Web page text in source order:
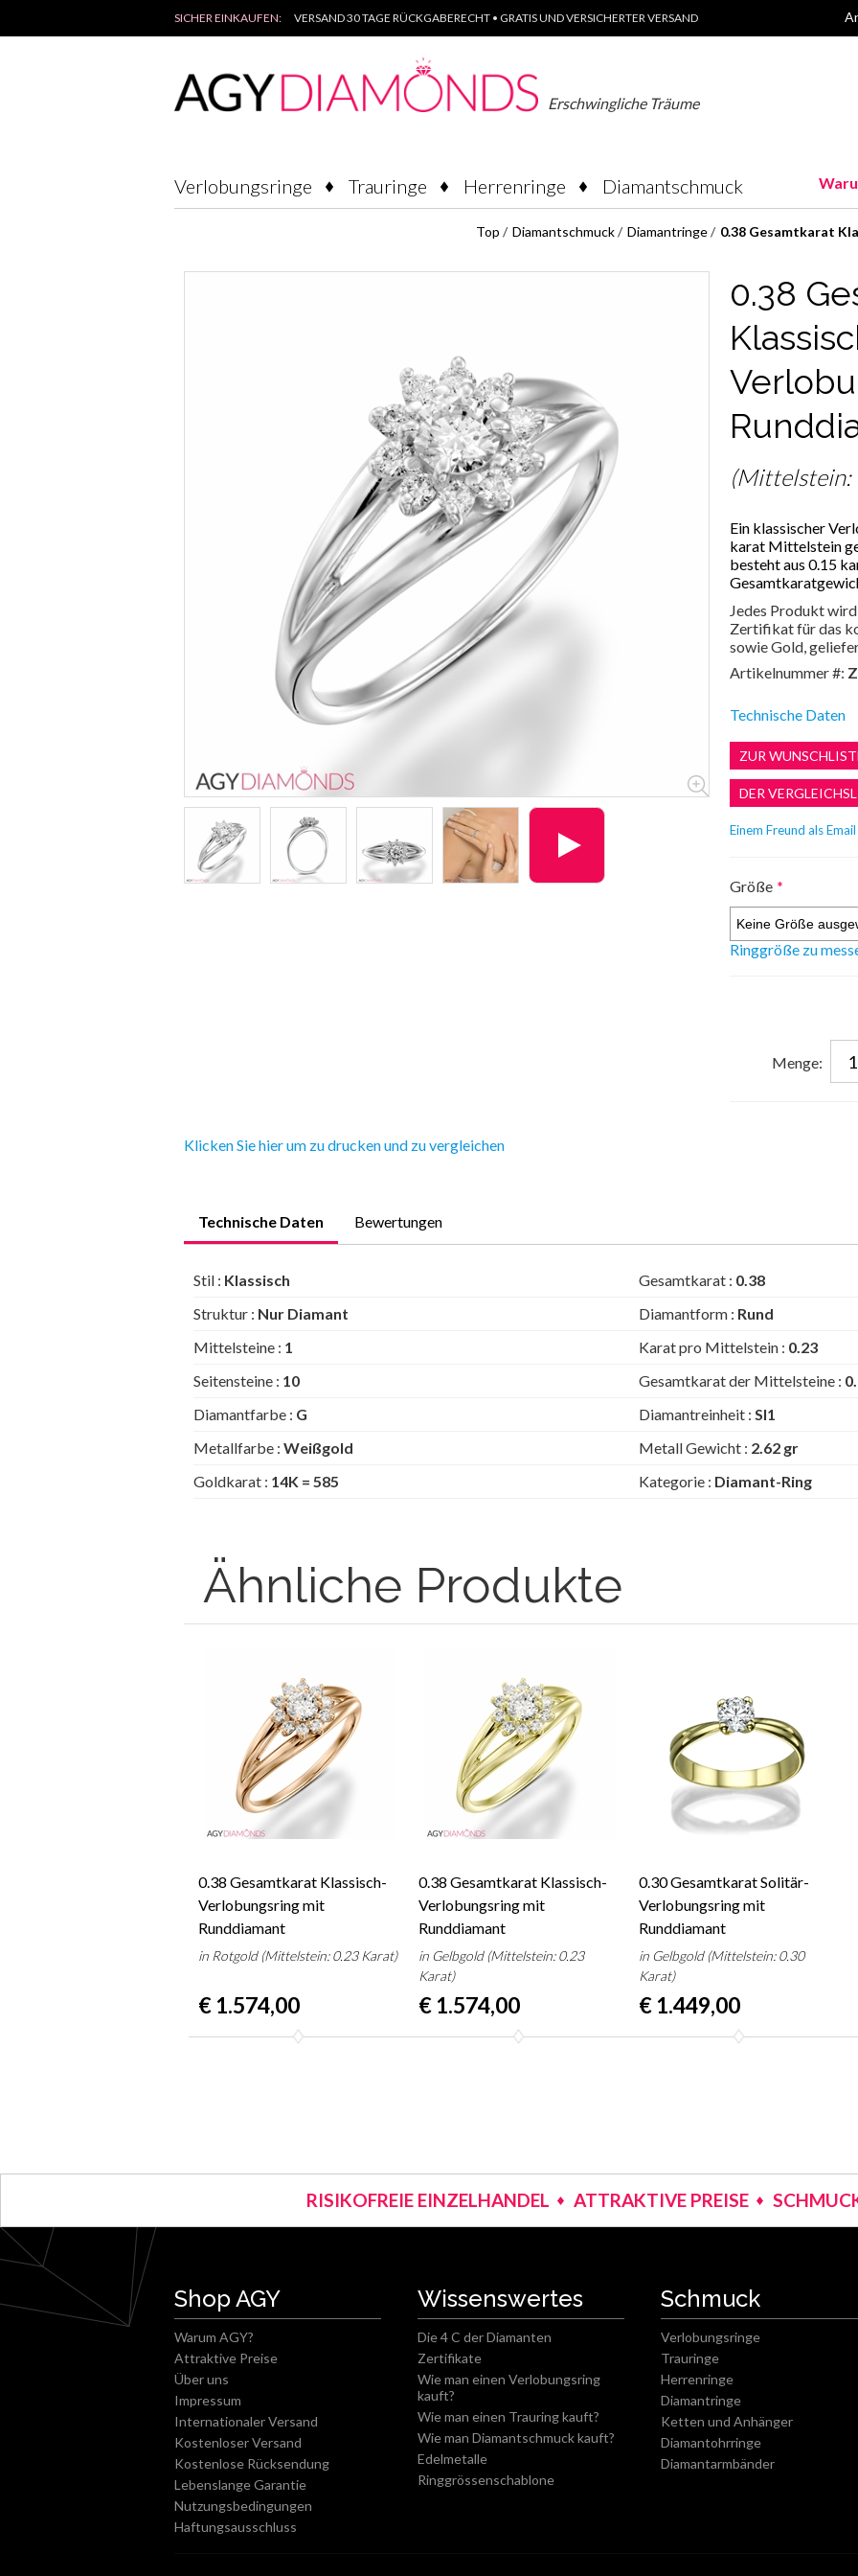
SICHER EINKAUFEN: VERSAND 30 TAGE RÜCKGABERECHT • GRATIS UND VERSICHERTER VERSAND
Erschwingliche Träume
Verlobungsringe Trauringe Herrenringe Diamantschmuck
Top / Diamantschmuck/ Diamantringe/ 0.38 Gesamtkarat
0.38
(Mittelstein:
Ein klassischer
karat Mittelstein
besteht aus 0.15
Jedes Produkt
Zertifikat für das
sowie Gold,
Artikelnummer #:
Technische Daten
Größe *
Ringgröße zu
Menge:
Klicken Sie hier um zu drucken und zu vergleichen
Technische Daten Bewertungen
Stil : Klassisch Gesamtkarat : 0.38
Struktur : Nur Diamant Diamantform : Rund
Mittelsteine : 1 Karat pro Mittelstein : 0.23
Seitensteine : 10 Gesamtkarat der Mittelsteine :
Diamantfarbe : G Diamantreinheit : SI1
Metallfarbe : Weißgold Metall Gewicht : 2.62 gr
Goldkarat : 14K = 585 Kategorie : Diamant-Ring
Ähnliche Produkte
0.38 Gesamtkarat Klassisch-
Verlobungsring mit
Runddiamant
in Rotgold (Mittelstein: 0.23 Karat)
€ 1.574,00
0.38 Gesamtkarat Klassisch-
Verlobungsring mit
Runddiamant
in Gelbgold (Mittelstein: 0.23
Karat)
€ 1.574,00
0.30 Gesamtkarat Solitär-
Verlobungsring mit
Runddiamant
in Gelbgold (Mittelstein: 0.30
Karat)
€ 1.449,00
RISIKOFREIE EINZELHANDEL ATTRAKTIVE PREISE
Shop AGY
Warum AGY?
Attraktive Preise
Über uns
Impressum
Internationaler Versand
Kostenloser Versand
Kostenlose Rücksendung
Lebenslange Garantie
Nutzungsbedingungen
Haftungsausschluss
Wissenswertes
Die 4 C der Diamanten
Zertifikate
Wie man einen Verlobungsring
kauft?
Wie man einen Trauring kauft?
Wie man Diamantschmuck kauft?
Edelmetalle
Ringgrössenschablone
Schmuck
Verlobungsringe
Trauringe
Herrenringe
Diamantringe
Ketten und Anhänger
Diamantohrringe
Diamantarmbänder